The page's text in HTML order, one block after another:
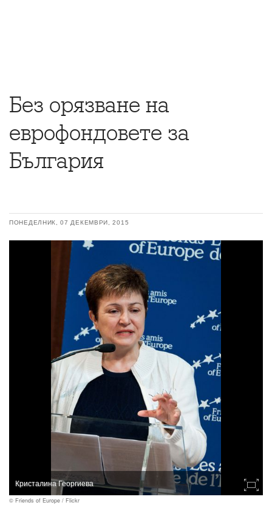
Без орязване на
еврофондовете за
България
ПОНЕДЕЛНИК, 07 ДЕКЕМВРИ, 2015
Кристалина Георгиева
© Friends of Europe / Flickr